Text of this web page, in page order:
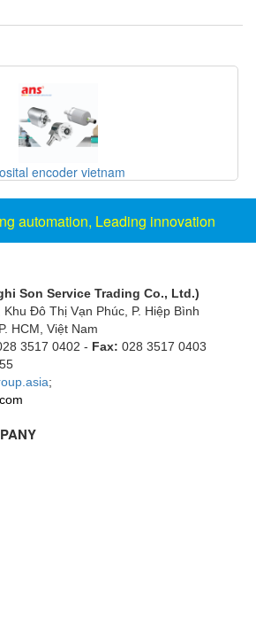
Vietnam
SANKO ELECTRONIC
automation, Leading innovation
Son Service Trading Co., Ltd.)
Đô Thị Vạn Phúc, P. Hiệp Bình
HCM , Việt Nam
3517 0402 - Fax: 028 3517 0403
;